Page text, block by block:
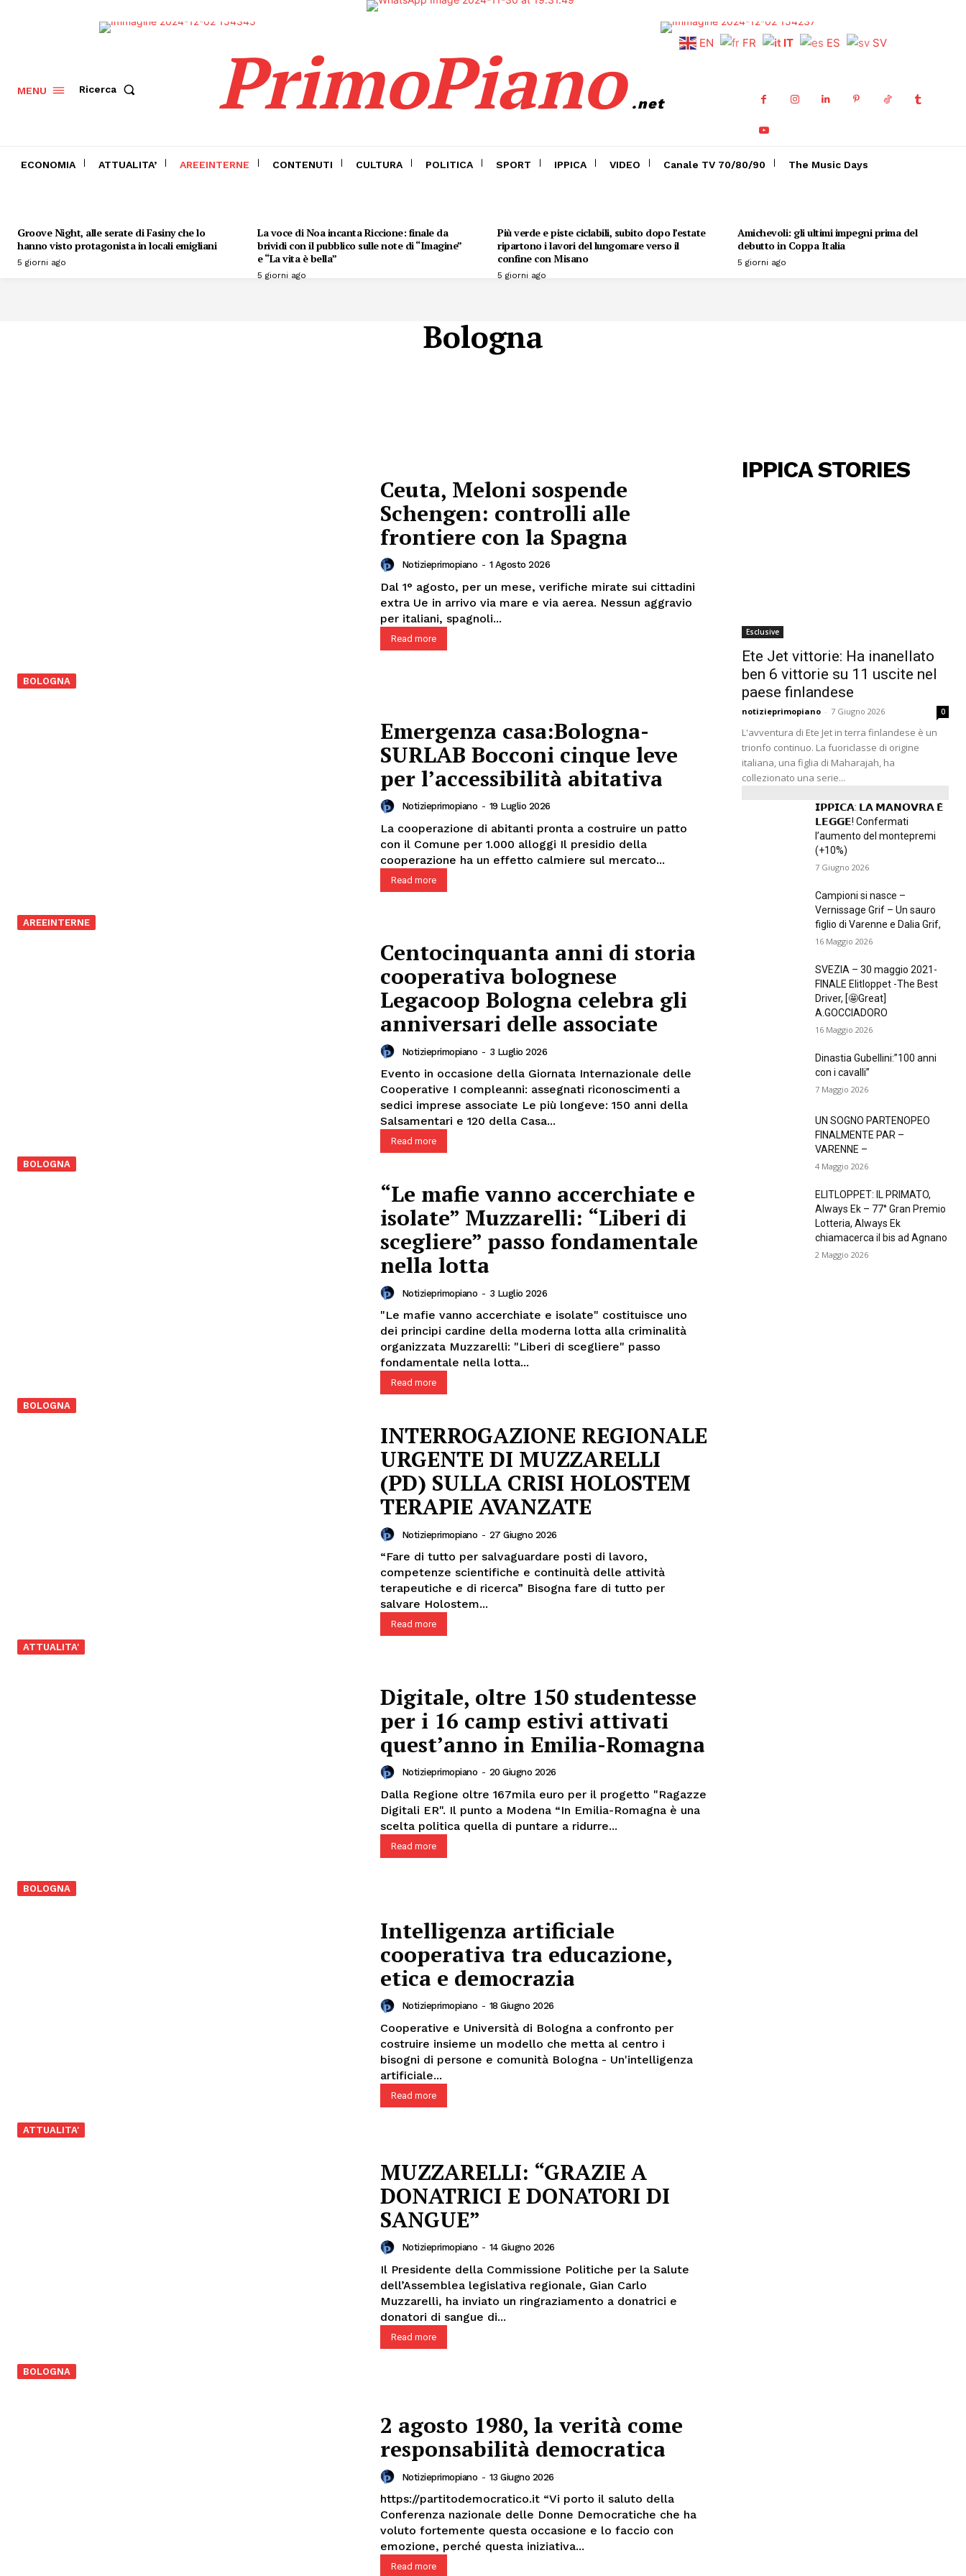
Menu
AREEINTERNE
CONTENUTI
ECONOMIA
Esclusive
SPORT
MENU Ricerca PrimoPiano .net
EN FR IT ES SV
ECONOMIA ATTUALITA’ AREEINTERNE CONTENUTI CULTURA POLITICA SPORT IPPICA VIDEO Canale TV 70/80/90 The Music Days
Groove Night, alle serate di Fasiny che lo
hanno visto protagonista in locali emigliani
5 giorni ago
La voce di Noa incanta Riccione: finale da
brividi con il pubblico sulle note di “Imagine”
e “La vita è bella”
5 giorni ago
Più verde e piste ciclabili, subito dopo l’estate
ripartono i lavori del lungomare verso il
confine con Misano
5 giorni ago
Amichevoli: gli ultimi impegni prima del
debutto in Coppa Italia
5 giorni ago
Bologna
BOLOGNA
Ceuta, Meloni sospende
Schengen: controlli alle
frontiere con la Spagna
Notizieprimopiano - 1 Agosto 2026
Dal 1° agosto, per un mese, verifiche mirate sui cittadini
extra Ue in arrivo via mare e via aerea. Nessun aggravio
per italiani, spagnoli...
Read more
AREEINTERNE
Emergenza casa:Bologna-
SURLAB Bocconi cinque leve
per l’accessibilità abitativa
Notizieprimopiano - 19 Luglio 2026
La cooperazione di abitanti pronta a costruire un patto
con il Comune per 1.000 alloggi Il presidio della
cooperazione ha un effetto calmiere sul mercato...
Read more
BOLOGNA
Centocinquanta anni di storia
cooperativa bolognese
Legacoop Bologna celebra gli
anniversari delle associate
Notizieprimopiano - 3 Luglio 2026
Evento in occasione della Giornata Internazionale delle
Cooperative I compleanni: assegnati riconoscimenti a
sedici imprese associate Le più longeve: 150 anni della
Salsamentari e 120 della Casa...
Read more
BOLOGNA
“Le mafie vanno accerchiate e
isolate” Muzzarelli: “Liberi di
scegliere” passo fondamentale
nella lotta
Notizieprimopiano - 3 Luglio 2026
"Le mafie vanno accerchiate e isolate" costituisce uno
dei principi cardine della moderna lotta alla criminalità
organizzata Muzzarelli: "Liberi di scegliere" passo
fondamentale nella lotta...
Read more
ATTUALITA'
INTERROGAZIONE REGIONALE
URGENTE DI MUZZARELLI
(PD) SULLA CRISI HOLOSTEM
TERAPIE AVANZATE
Notizieprimopiano - 27 Giugno 2026
“Fare di tutto per salvaguardare posti di lavoro,
competenze scientifiche e continuità delle attività
terapeutiche e di ricerca” Bisogna fare di tutto per
salvare Holostem...
Read more
BOLOGNA
Digitale, oltre 150 studentesse
per i 16 camp estivi attivati
quest’anno in Emilia-Romagna
Notizieprimopiano - 20 Giugno 2026
Dalla Regione oltre 167mila euro per il progetto "Ragazze
Digitali ER". Il punto a Modena “In Emilia-Romagna è una
scelta politica quella di puntare a ridurre...
Read more
ATTUALITA'
Intelligenza artificiale
cooperativa tra educazione,
etica e democrazia
Notizieprimopiano - 18 Giugno 2026
Cooperative e Università di Bologna a confronto per
costruire insieme un modello che metta al centro i
bisogni di persone e comunità Bologna - Un'intelligenza
artificiale...
Read more
BOLOGNA
MUZZARELLI: “GRAZIE A
DONATRICI E DONATORI DI
SANGUE”
Notizieprimopiano - 14 Giugno 2026
Il Presidente della Commissione Politiche per la Salute
dell’Assemblea legislativa regionale, Gian Carlo
Muzzarelli, ha inviato un ringraziamento a donatrici e
donatori di sangue di...
Read more
2 agosto 1980, la verità come
responsabilità democratica
Notizieprimopiano - 13 Giugno 2026
https://partitodemocratico.it “Vi porto il saluto della
Conferenza nazionale delle Donne Democratiche che ha
voluto fortemente questa occasione e lo faccio con
emozione, perché questa iniziativa...
Read more
IPPICA STORIES
Esclusive
Ete Jet vittorie: Ha inanellato
ben 6 vittorie su 11 uscite nel
paese finlandese
notizieprimopiano - 7 Giugno 2026 0
L'avventura di Ete Jet in terra finlandese è un
trionfo continuo. La fuoriclasse di origine
italiana, una figlia di Maharajah, ha
collezionato una serie...
𝗜𝗣𝗣𝗜𝗖𝗔: 𝗟𝗔 𝗠𝗔𝗡𝗢𝗩𝗥𝗔 𝗘̀
𝗟𝗘𝗚𝗚𝗘! Confermati
l’aumento del montepremi
(+10%)
7 Giugno 2026
Campioni si nasce –
Vernissage Grif – Un sauro
figlio di Varenne e Dalia Grif,
16 Maggio 2026
SVEZIA – 30 maggio 2021-
FINALE Elitloppet -The Best
Driver, [🤩Great]
A.GOCCIADORO
16 Maggio 2026
Dinastia Gubellini:”100 anni
con i cavalli”
7 Maggio 2026
UN SOGNO PARTENOPEO
FINALMENTE PAR –
VARENNE –
4 Maggio 2026
ELITLOPPET: IL PRIMATO,
Always Ek – 77° Gran Premio
Lotteria, Always Ek
chiamacerca il bis ad Agnano
2 Maggio 2026